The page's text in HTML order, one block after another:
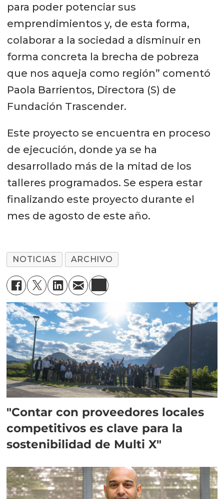
para poder potenciar sus
emprendimientos y, de esta forma,
colaborar a la sociedad a disminuir en
forma concreta la brecha de pobreza
que nos aqueja como región” comentó
Paola Barrientos, Directora (S) de
Fundación Trascender.
Este proyecto se encuentra en proceso
de ejecución, donde ya se ha
desarrollado más de la mitad de los
talleres programados. Se espera estar
finalizando este proyecto durante el
mes de agosto de este año.
NOTICIAS ARCHIVO
"Contar con proveedores locales
competitivos es clave para la
sostenibilidad de Multi X"